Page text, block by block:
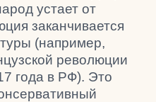
устает от
заканчивается
(например,
революции
года в РФ). Это